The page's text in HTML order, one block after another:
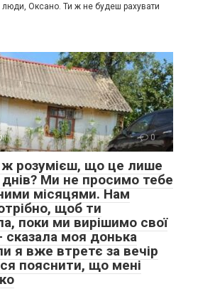
Оксано. Ти ж не будеш рахувати
0
розумієш, що це лише
днів? Ми не просимо тебе
місяцями. Нам
щоб ти
поки ми вирішимо свої
сказала моя донька
я вже втретє за вечір
пояснити, що мені